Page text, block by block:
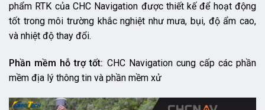
phẩm RTK của CHC Navigation được thiết kế để hoạt động
tốt trong môi trường khắc nghiệt như mưa, bụi, độ ẩm cao,
và nhiệt độ thay đổi.
Phần mềm hỗ trợ tốt: CHC Navigation cung cấp các phần
mềm địa lý thông tin và phần mềm xử